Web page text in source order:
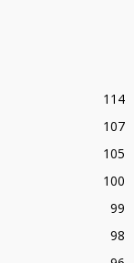
114
107
105
100
99
98